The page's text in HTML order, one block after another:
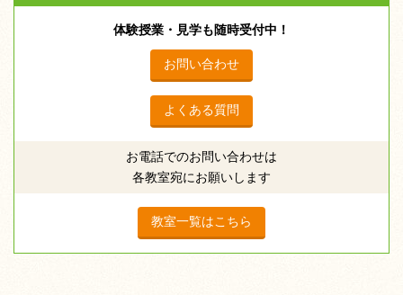
体験授業・見学も随時受付中！
お問い合わせ
よくある質問
お電話でのお問い合わせは
各教室宛にお願いします
教室一覧はこちら